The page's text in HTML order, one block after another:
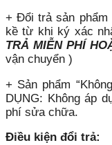
+ Đổi trả sản
kề từ khi ký xác
TRẢ MIỄN PHÍ
vận chuyển )
+ Sản phẩm
DỤNG: Không áp
phí sửa chữa.
Điều kiện đổi trả: